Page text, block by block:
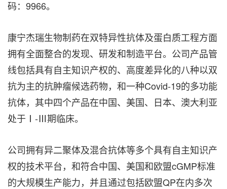
码：9966。
康宁杰瑞生物制药在双特异性抗体及蛋白质工程方面
拥有全面整合的发现、研发和制造平台。公司产品管
线包括具有自主知识产权的、高度差异化的八种以双
抗为主的抗肿瘤候选药物，和一种Covid-19的多功能
抗体，其中四个产品在中国、美国、日本、澳大利亚
处于Ⅰ-Ⅲ期临床。
公司拥有异二聚体及混合抗体等多个具有自主知识产
权的技术平台，和符合中国、美国和欧盟cGMP标准
的大规模生产能力，并且通过包括欧盟QP在内多次